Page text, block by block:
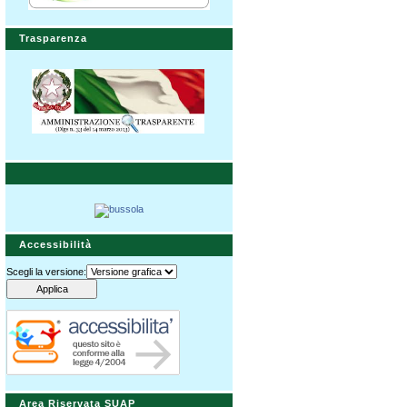
Trasparenza
Accessibilità
Scegli la versione:
Area Riservata SUAP